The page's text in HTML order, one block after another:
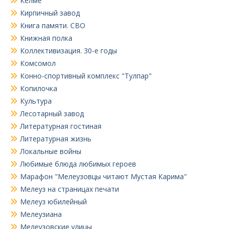
Кирпичный завод
Книга памяти. СВО
Книжная полка
Коллективизация. 30-е годы
Комсомол
Конно-спортивный комплекс "Тулпар"
Копилочка
Культура
Лесотарный завод
Литературная гостиная
Литературная жизнь
Локальные войны
Любимые блюда любимых героев
Марафон "Мелеузовцы читают Мустая Карима"
Мелеуз на страницах печати
Мелеуз юбилейный
Мелеузиана
Мелеузовские улицы